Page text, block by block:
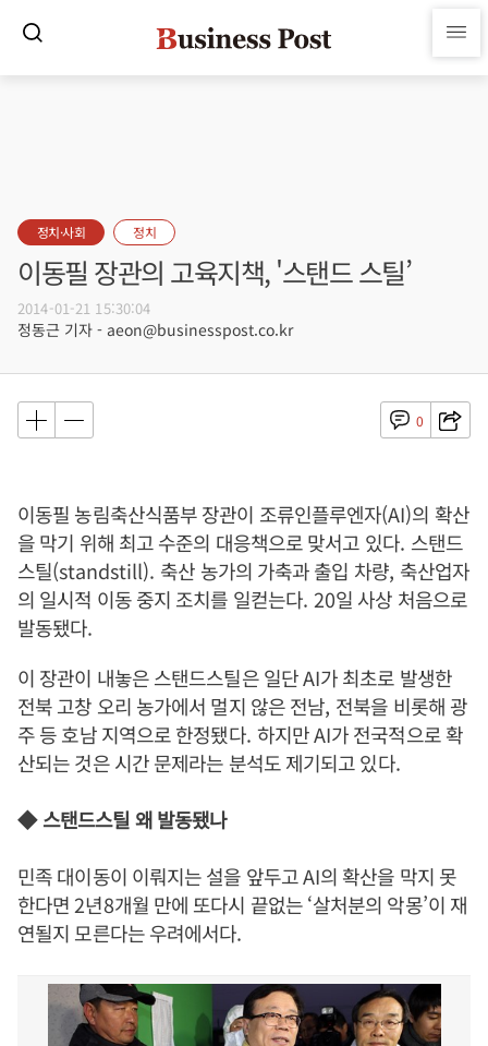
정치·사회 정치
이동필 장관의 고육지책, '스탠드 스틸’
2014-01-21 15:30:04
정동근 기자 - aeon@businesspost.co.kr
0
이동필 농림축산식품부 장관이 조류인플루엔자(AI)의 확산
을 막기 위해 최고 수준의 대응책으로 맞서고 있다. 스탠드
스틸(standstill). 축산 농가의 가축과 출입 차량, 축산업자
의 일시적 이동 중지 조치를 일컫는다. 20일 사상 처음으로
발동됐다.
이 장관이 내놓은 스탠드스틸은 일단AI가 최초로 발생한
전북 고창 오리 농가에서 멀지 않은 전남, 전북을 비롯해 광
주 등 호남 지역으로 한정됐다. 하지만AI가 전국적으로 확
산되는 것은 시간 문제라는 분석도 제기되고 있다.
◆스탠드스틸 왜 발동됐나
민족 대이동이 이뤄지는 설을 앞두고AI의 확산을 막지 못
한다면 2년8개월 만에 또다시 끝없는‘살처분의 악몽’이 재
연될지 모른다는 우려에서다.